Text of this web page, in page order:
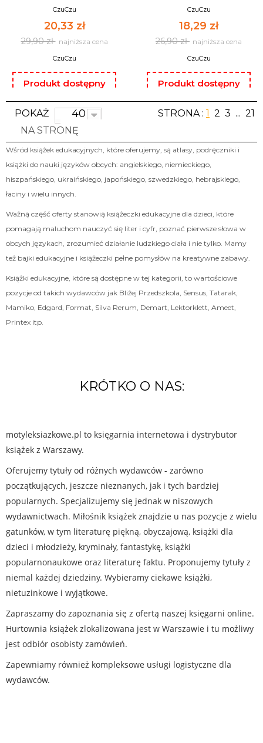
CzuCzu
20,33 zł
29,90 zł najniższa cena
CzuCzu
Produkt dostępny
paragon.
DO KOSZYKA
CzuCzu
18,29 zł
26,90 zł najniższa cena
CzuCzu
Produkt dostępny
paragon.
DO KOSZYKA
POKAŻ 40
NA STRONĘ
STRONA : 1 2 3 ... 21
Wśród książek edukacyjnych, które oferujemy, są atlasy, podręczniki i
książki do nauki języków obcych: angielskiego, niemieckiego,
hiszpańskiego, ukraińskiego, japońskiego, szwedzkiego, hebrajskiego,
łaciny i wielu innych.
Ważną część oferty stanowią książeczki edukacyjne dla dzieci, które
pomagają maluchom nauczyć się liter i cyfr, poznać pierwsze słowa w
obcych językach, zrozumieć działanie ludzkiego ciała i nie tylko. Mamy
też bajki edukacyjne i książeczki pełne pomysłów na kreatywne zabawy.
Książki edukacyjne, które są dostępne w tej kategorii, to wartościowe
pozycje od takich wydawców jak Bliżej Przedszkola, Sensus, Tatarak,
Mamiko, Edgard, Format, Silva Rerum, Demart, Lektorklett, Ameet,
Printex itp.
KRÓTKO O NAS:
motyleksiazkowe.pl to księgarnia internetowa i dystrybutor
książek z Warszawy.
Oferujemy tytuły od różnych wydawców - zarówno
początkujących, jeszcze nieznanych, jak i tych bardziej
popularnych. Specjalizujemy się jednak w niszowych
wydawnictwach. Miłośnik książek znajdzie u nas pozycje z wielu
gatunków, w tym literaturę piękną, obyczajową, książki dla
dzieci i młodzieży, kryminały, fantastykę, książki
popularnonaukowe oraz literaturę faktu. Proponujemy tytuły z
niemal każdej dziedziny. Wybieramy ciekawe książki,
nietuzinkowe i wyjątkowe.
Zapraszamy do zapoznania się z ofertą naszej księgarni online.
Hurtownia książek zlokalizowana jest w Warszawie i tu możliwy
jest odbiór osobisty zamówień.
Zapewniamy również kompleksowe usługi logistyczne dla
wydawców.